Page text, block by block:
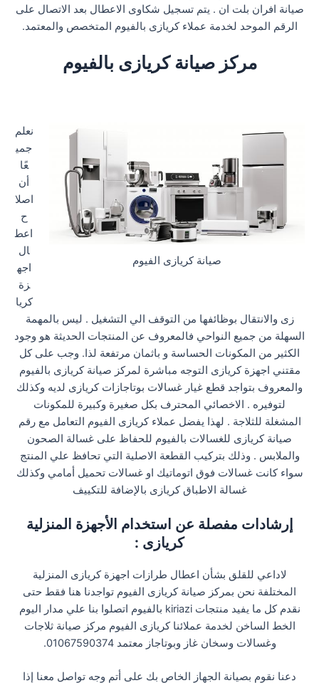
صيانة افران بلت ان . يتم تسجيل شكاوى الاعطال بعد الاتصال على
الرقم الموحد لخدمة عملاء كريازى بالفيوم المتخصص والمعتمد.
مركز صيانة كريازى بالفيوم
صيانة كريازى الفيوم
نعلم
جمي
عًا
أن
اصلا
ح
اعط
ال
اجه
زة
كريا
زى والانتقال بوظائفها من التوقف الي التشغيل . ليس بالمهمة
السهلة من جميع النواحي فالمعروف عن المنتجات الحديثة هو وجود
الكثير من المكونات الحساسة و باثمان مرتفعة لذا. وجب على كل
مقتني اجهزة كريازى التوجه مباشرة لمركز صيانة كريازى بالفيوم
والمعروف بتواجد قطع غيار غسالات بوتاجازات كريازى لديه وكذلك
لتوفيره . الاخصائي المحترف بكل صغيرة وكبيرة للمكونات
المشغلة للثلاجة . لهذا يفضل عملاء كريازى الفيوم التعامل مع رقم
صيانة كريازى للغسالات بالفيوم للحفاظ على غسالة الصحون
والملابس . وذلك بتركيب القطعة الاصلية التي تحافظ علي المنتج
سواء كانت غسالات فوق اتوماتيك او غسالات تحميل أمامي وكذلك
غسالة الاطباق كريازى بالإضافة للتكييف
إرشادات مفصلة عن استخدام الأجهزة المنزلية
كريازى :
لاداعي للقلق بشأن اعطال طرازات اجهزة كريازى المنزلية
المختلفة نحن بمركز صيانة كريازى الفيوم تواجدنا هنا فقط حتى
نقدم كل ما يفيد منتجات kiriazi بالفيوم اتصلوا بنا علي مدار اليوم
الخط الساخن لخدمة عملائنا كريازى الفيوم مركز صيانة ثلاجات
وغسالات وسخان غاز وبوتاجاز معتمد 01067590374.
دعنا نقوم بصيانة الجهاز الخاص بك على أتم وجه تواصل معنا إذا